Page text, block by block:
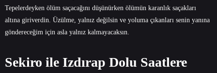
Tepelerdeyken ölüm saçacağını düşünürken ölümün karanlık saçakları
altına giriverdin. Üzülme, yalnız değilsin ve yoluma çıkanları senin yanına
göndereceğim için asla yalnız kalmayacaksın.
Sekiro ile Izdırap Dolu Saatlere